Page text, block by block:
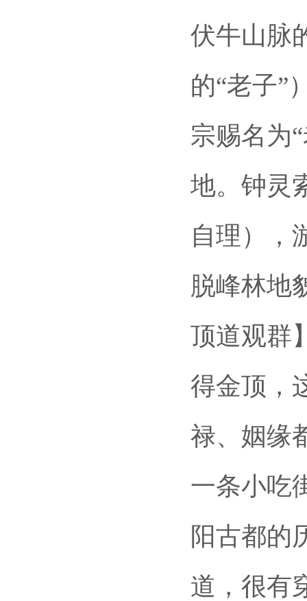
伏牛山脉
的“老子”
宗赐名为
地。钟灵
自理），
脱峰林地
顶道观群
得金顶，
禄、姻缘
一条小吃
阳古都的
道，很有